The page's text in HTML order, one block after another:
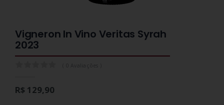
Vigneron In Vino Veritas Syrah
2023
R$ 129,90